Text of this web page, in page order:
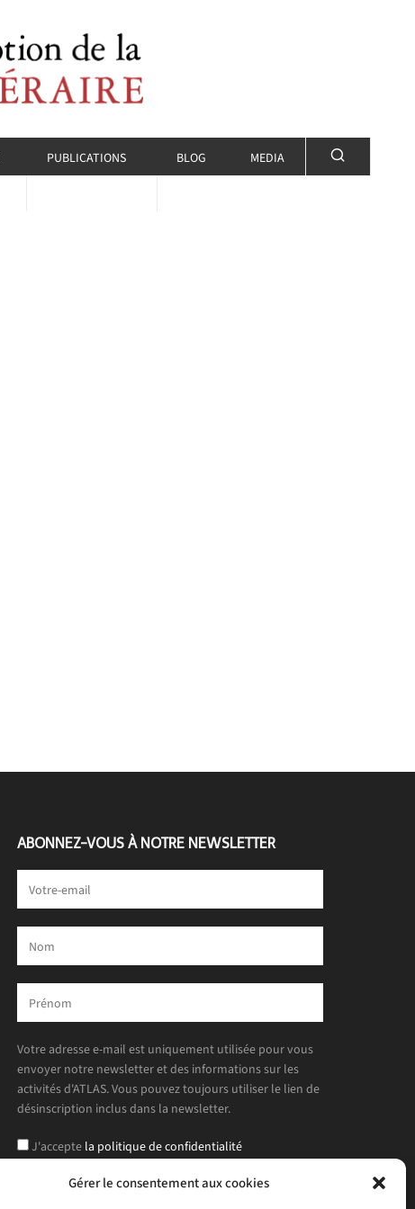
Gérer le consentement aux cookies
PUBLICATIONS BLOG MEDIA
ABONNEZ-VOUS À NOTRE NEWSLETTER
Votre adresse e-mail est uniquement utilisée pour vous
envoyer notre newsletter et des informations sur les
activités d'ATLAS. Vous pouvez toujours utiliser le lien de
désinscription inclus dans la newsletter.
J'acceptela politique de confidentialité